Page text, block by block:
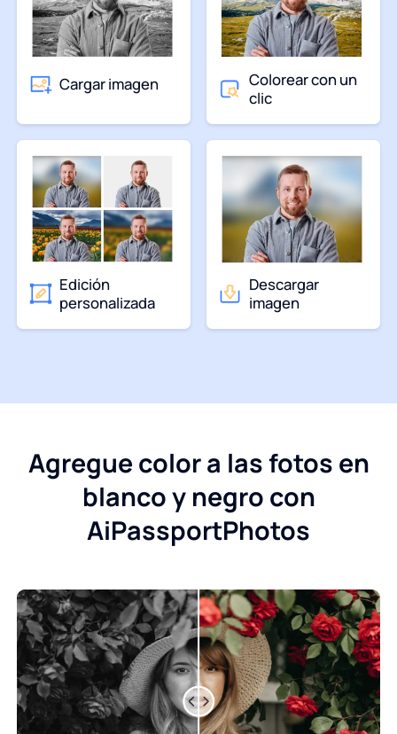
Cargar imagen
Colorear con un
clic
Edición
personalizada
Descargar
imagen
Agregue color a las fotos en
blanco y negro con
AiPassportPhotos